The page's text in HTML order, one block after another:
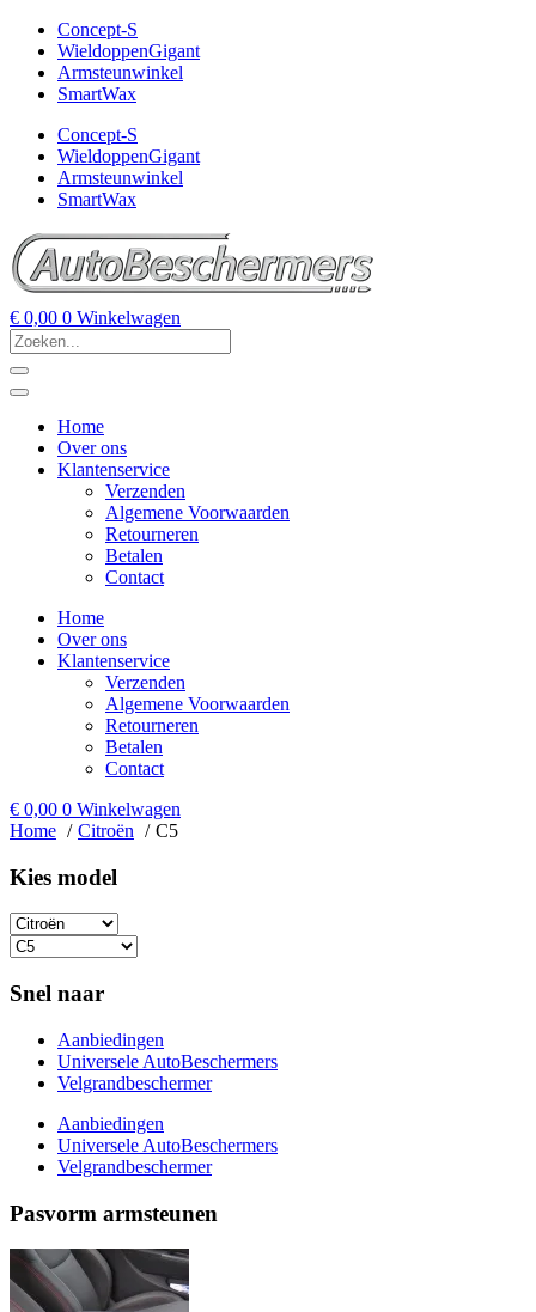
Concept-S
WieldoppenGigant
Armsteunwinkel
SmartWax
Concept-S
WieldoppenGigant
Armsteunwinkel
SmartWax
€ 0,00 0 Winkelwagen
Home
Over ons
Klantenservice
Verzenden
Algemene Voorwaarden
Retourneren
Betalen
Contact
Home
Over ons
Klantenservice
Verzenden
Algemene Voorwaarden
Retourneren
Betalen
Contact
€ 0,00 0 Winkelwagen
Home
Citroën C5
Kies model​
Snel naar
Aanbiedingen
Universele AutoBeschermers
Velgrandbeschermer
Aanbiedingen
Universele AutoBeschermers
Velgrandbeschermer
Pasvorm armsteunen